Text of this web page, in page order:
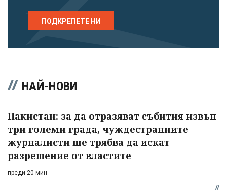
ПОДКРЕПЕТЕ НИ
НАЙ-НОВИ
Пакистан: за да отразяват събития извън
три големи града, чуждестранните
журналисти ще трябва да искат
разрешение от властите
преди 20 мин